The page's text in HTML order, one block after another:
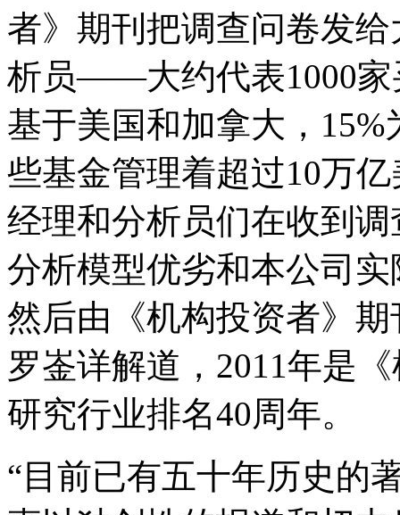
者》期刊把调查问卷发
析员——大约代表1000家
基于美国和加拿大，
些基金管理着超过10万
经理和分析员们在收到
分析模型优劣和本公司
然后由《机构投资者》
罗崟详解道，2011年是
研究行业排名40周年。
“目前已有五十年历史的